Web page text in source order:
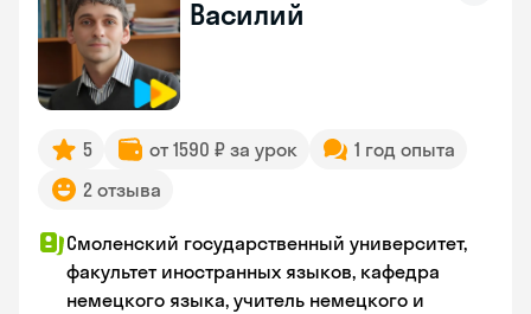
Василий
5 от 1590 ₽ за урок
1 год опыта
2 отзыва
Смоленский государственный университет,
факультет иностранных языков, кафедра
немецкого языка, учитель немецкого и